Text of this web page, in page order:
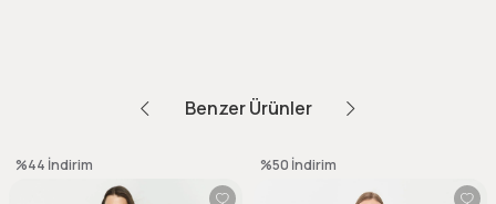
Benzer Ürünler
%44 İndirim %50 İndirim